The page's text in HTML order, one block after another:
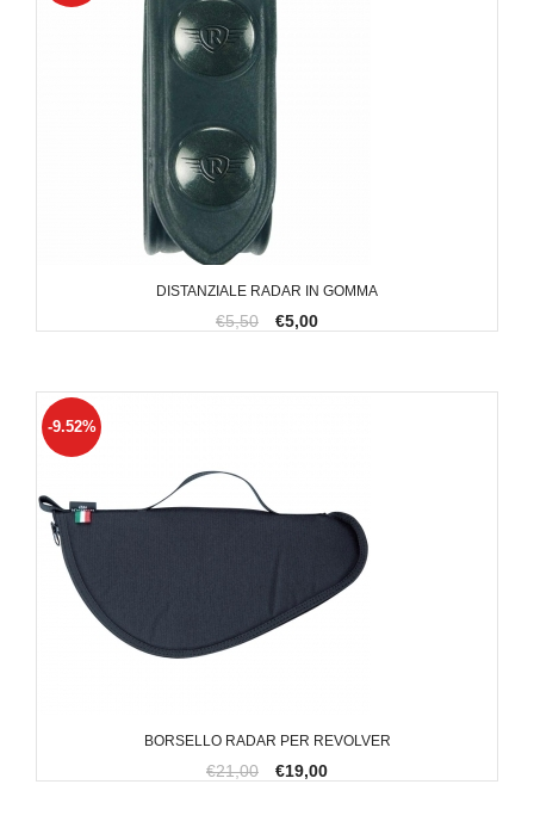
DISTANZIALE RADAR IN GOMMA
€5,50 €5,00
BORSELLO RADAR PER REVOLVER
-9.52%
€21,00 €19,00